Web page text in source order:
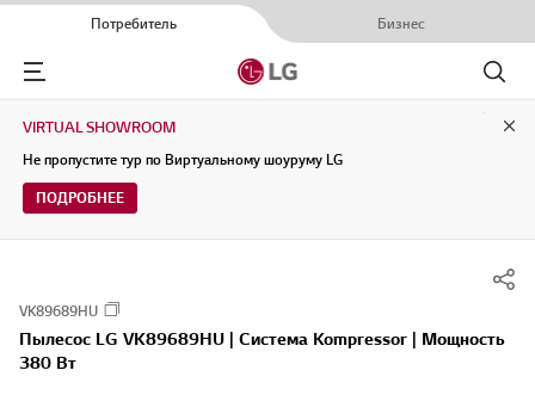
Потребитель Бизнес
Menu
Поиск
VIRTUAL SHOWROOM
Не пропустите тур по Виртуальному шоуруму LG
ПОДРОБНЕЕ
VK89689HU
Пылесос LG VK89689HU | Система Kompressor | Мощность
380 Вт